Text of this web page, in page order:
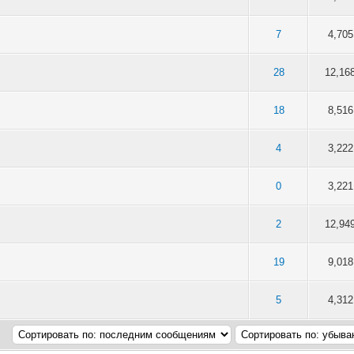
7 4,705
28
среднем
18 8,516
среднем
4 3,222
0 3,221
2
19 9,018
среднем
5 4,312